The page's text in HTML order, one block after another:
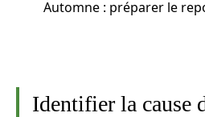
Automne : préparer le
Identifier la cause